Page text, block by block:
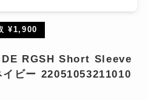
¥1,900
RGSH Short Sleeve
ビー 22051053211010